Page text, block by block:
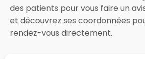
des patients pour vous faire un
et découvrez ses coordonnées
rendez-vous directement.